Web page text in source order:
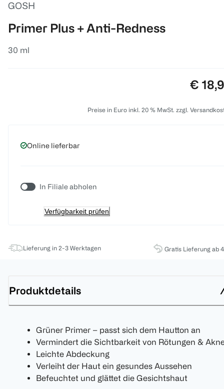
GOSH
Primer Plus + Anti-Redness
30 ml
Preis:
€
Preise in Euro inkl. 20 % MwSt. zzgl.
Online lieferbar
In Filiale abholen
Verfügbarkeit prüfen
Lieferung in 2-3 Werktagen Gratis Lieferung ab
Produktdetails
Grüner Primer – passt sich dem Hautton an
Vermindert die Sichtbarkeit von Rötungen &
Leichte Abdeckung
Verleiht der Haut ein gesundes Aussehen
Befeuchtet und glättet die Gesichtshaut